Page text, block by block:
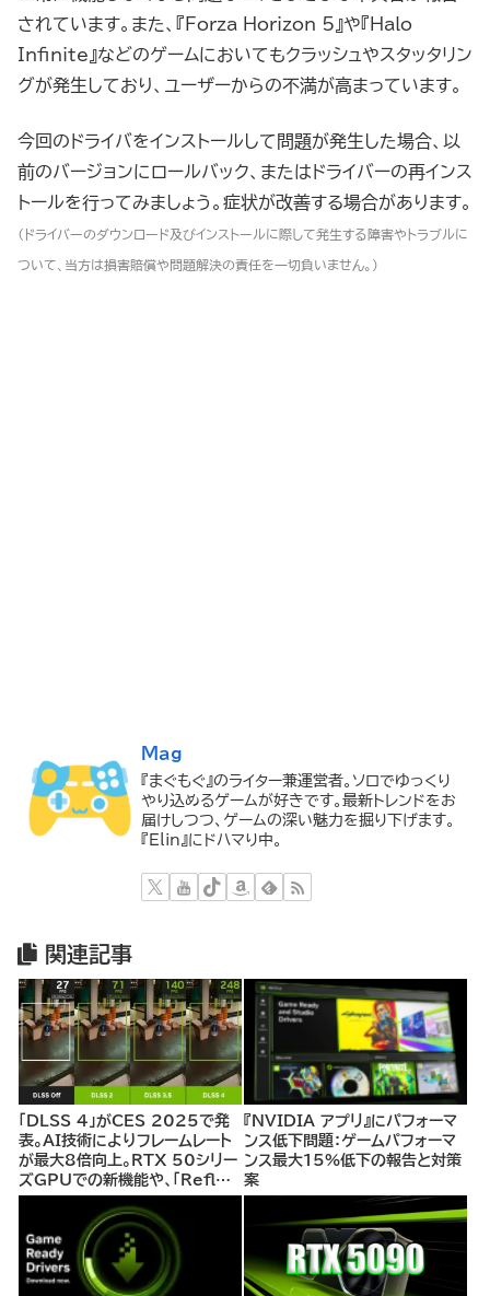
されています。また、『Forza Horizon 5』や『Halo
Infinite』などのゲームにおいてもクラッシュやスタッタリン
グが発生しており、ユーザーからの不満が高まっています。
今回のドライバをインストールして問題が発生した場合、以
前のバージョンにロールバック、またはドライバーの再インス
トールを行ってみましょう。症状が改善する場合があります。
（ドライバーのダウンロード及びインストールに際して発生する障害やトラブルに
ついて、当方は損害賠償や問題解決の責任を一切負いません。）
Mag
『まぐもぐ』のライター兼運営者。ソロでゆっくり
やり込めるゲームが好きです。最新トレンドをお
届けしつつ、ゲームの深い魅力を掘り下げます。
『Elin』にドハマり中。
関連記事
「DLSS 4」がCES 2025で発
表。AI技術によりフレームレート
が最大8倍向上。RTX 50シリー
ズGPUでの新機能や、「Reflex
2」による遅延削減でゲーム体験
を革新。既存RTXユーザーにも
恩恵あり！
『NVIDIA アプリ』にパフォーマ
ンス低下問題：ゲームパフォーマ
ンス最大15%低下の報告と対策
案